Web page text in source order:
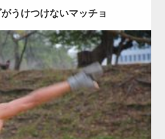
うけつけないマッチョ
2021.07.8
の他 AKIHITO(細マッチョ) 背中